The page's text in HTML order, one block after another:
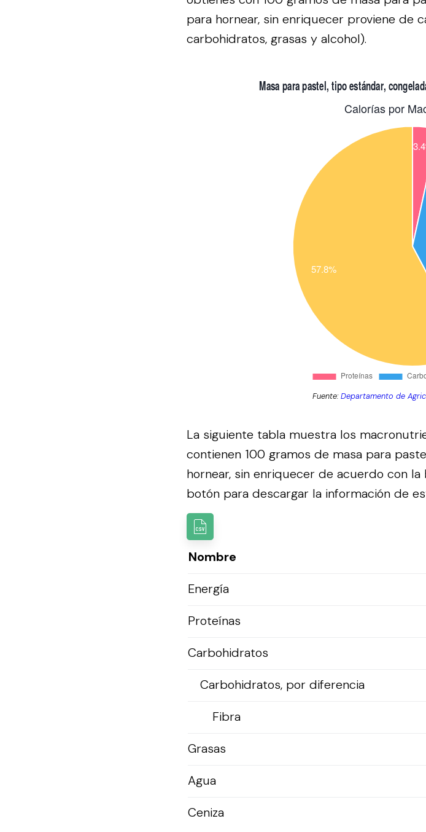
para hornear, sin enriquecer proviene de
carbohidratos, grasas y alcohol).
Fuente:Departamento de
La siguiente tabla muestra los
contienen 100 gramos de masa para
hornear, sin enriquecer de acuerdo con
botón para descargar la información de
Nombre
Energía
Proteínas
Carbohidratos
Carbohidratos, por diferencia
Fibra
Grasas
Agua
Ceniza